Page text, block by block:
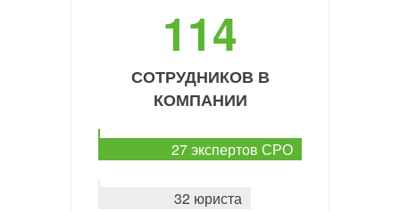
114
СОТРУДНИКОВ В
КОМПАНИИ
27 экспертов СРО
32 юриста